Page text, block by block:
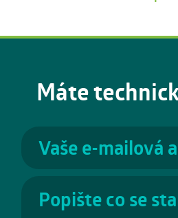
Máte